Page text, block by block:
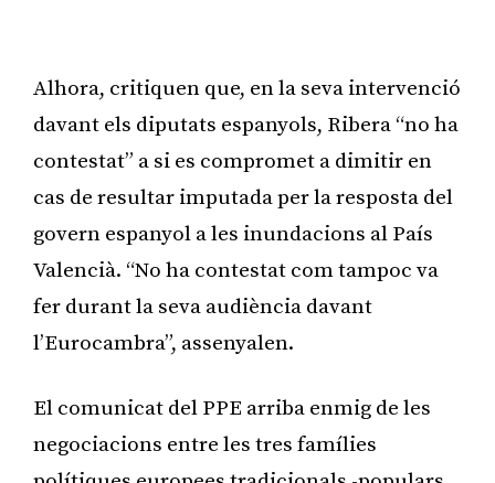
Alhora, critiquen que, en la seva intervenció
davant els diputats espanyols, Ribera “no ha
contestat” a si es compromet a dimitir en
cas de resultar imputada per la resposta del
govern espanyol a les inundacions al País
Valencià. “No ha contestat com tampoc va
fer durant la seva audiència davant
l’Eurocambra”, assenyalen.
El comunicat del PPE arriba enmig de les
negociacions entre les tres famílies